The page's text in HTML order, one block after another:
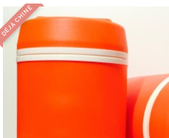
DÉJÀ CHINÉ